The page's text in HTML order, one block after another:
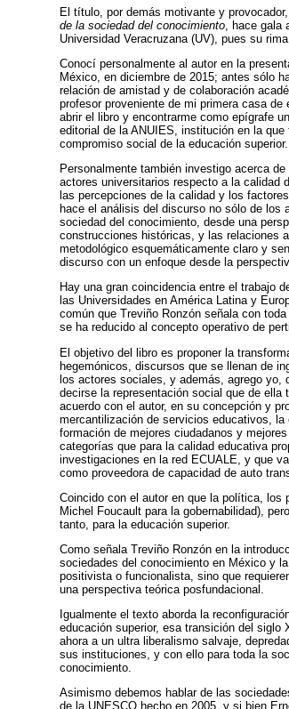
El título, por demás motivante y provocador,
de la sociedad del conocimiento , hace
Universidad Veracruzana (UV), pues su
Conocí personalmente al autor en la
México, en diciembre de 2015; antes sólo
relación de amistad y de colaboración
profesor proveniente de mi primera casa
abrir el libro y encontrarme como epígrafe
editorial de la ANUIES, institución en la
compromiso social de la educación superior.
Personalmente también investigo acerca
actores universitarios respecto a la calidad
las percepciones de la calidad y los
hace el análisis del discurso no sólo de los
sociedad del conocimiento, desde una
construcciones históricas, y las relaciones
metodológico esquemáticamente claro y
discurso con un enfoque desde la
Hay una gran coincidencia entre el trabajo
las Universidades en América Latina y
común que Treviño Ronzón señala con
se ha reducido al concepto operativo de
El objetivo del libro es proponer la
hegemónicos, discursos que se llenan de
los actores sociales, y además, agrego yo,
decirse la representación social que de
acuerdo con el autor, en su concepción y
mercantilización de servicios educativos,
formación de mejores ciudadanos y
categorías que para la calidad educativa
investigaciones en la red ECUALE, y que
como proveedora de capacidad de auto
Coincido con el autor en que la política,
Michel Foucault para la gobernabilidad),
tanto, para la educación superior.
Como señala Treviño Ronzón en la
sociedades del conocimiento en México y
positivista o funcionalista, sino que
una perspectiva teórica posfundacional.
Igualmente el texto aborda la
educación superior, esa transición del
ahora a un ultra liberalismo salvaje,
sus instituciones, y con ello para toda la
conocimiento.
Asimismo debemos hablar de las
de la UNESCO hecho en 2005, y si bien